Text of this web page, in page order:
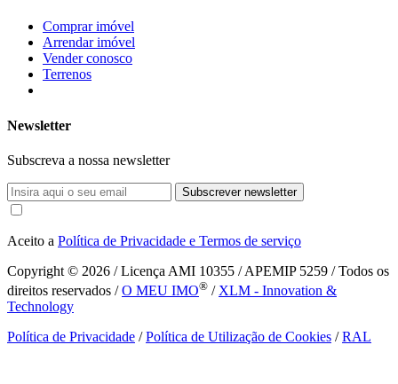
Comprar imóvel
Arrendar imóvel
Vender conosco
Terrenos
Newsletter
Subscreva a nossa newsletter
Subscrever newsletter
Aceito a Política de Privacidade e Termos de serviço
Copyright © 2026 / Licença AMI 10355 / APEMIP 5259 / Todos os
direitos reservados /O MEU IMO® / XLM - Innovation &
Technology
Política de Privacidade /Política de Utilização de Cookies /RAL